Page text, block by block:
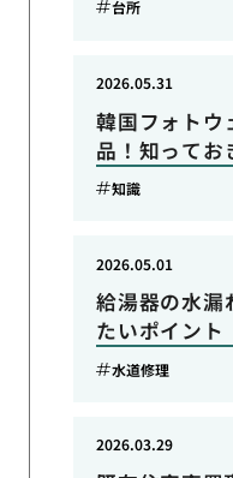
台所
韓国フォトウ
品！知ってお
2026.05.31
知識
給湯器の水漏
たいポイント
2026.05.01
水道修理
2026.03.29